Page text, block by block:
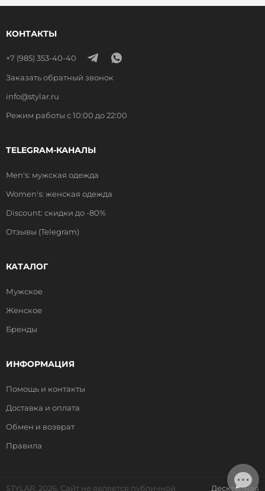
КОНТАКТЫ
+7 (985) 353-40-40
Заказать обратный звонок
info@stylar.ru
Режим работы с 10:00 до 22:00
TELEGRAM-КАНАЛЫ
Men's: мужская одежда
Women's: женская одежда
Discount: скидки до -80%
Отзывы (Telegram)
КАТАЛОГ
Мужское
Женское
Бренды
ИНФОРМАЦИЯ
Помощь и контакты
Доставка и оплата
Обмен и возврат
Правила
STYLAR, 2026. Сайт не является публичной Десктопная